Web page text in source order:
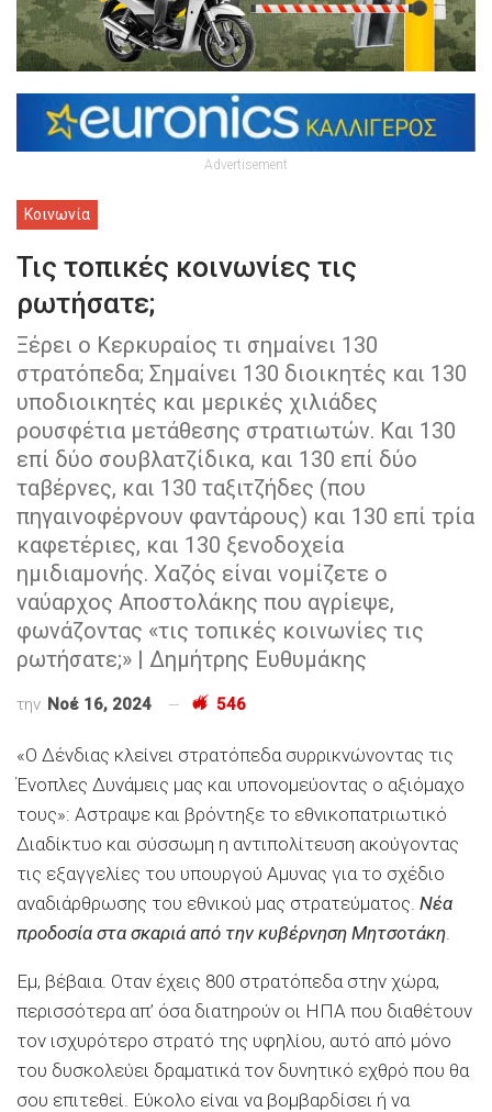
Advertisement
Κοινωνία
Τις τοπικές κοινωνίες τις
ρωτήσατε;
Ξέρει ο Κερκυραίος τι σημαίνει 130
στρατόπεδα; Σημαίνει 130 διοικητές και 130
υποδιοικητές και μερικές χιλιάδες
ρουσφέτια μετάθεσης στρατιωτών. Και 130
επί δύο σουβλατζίδικα, και 130 επί δύο
ταβέρνες, και 130 ταξιτζήδες (που
πηγαινοφέρνουν φαντάρους) και 130 επί τρία
καφετέριες, και 130 ξενοδοχεία
ημιδιαμονής. Χαζός είναι νομίζετε ο
ναύαρχος Αποστολάκης που αγρίεψε,
φωνάζοντας «τις τοπικές κοινωνίες τις
ρωτήσατε;» | Δημήτρης Ευθυμάκης
την Νοέ 16, 2024 546
«Ο Δένδιας κλείνει στρατόπεδα συρρικνώνοντας τις
Ένοπλες Δυνάμεις μας και υπονομεύοντας ο αξιόμαχο
τους»: Αστραψε και βρόντηξε το εθνικοπατριωτικό
Διαδίκτυο και σύσσωμη η αντιπολίτευση ακούγοντας
τις εξαγγελίες του υπουργού Αμυνας για το σχέδιο
αναδιάρθρωσης του εθνικού μας στρατεύματος. Νέα
προδοσία στα σκαριά από την κυβέρνηση Μητσοτάκη
Εμ, βέβαια. Οταν έχεις 800 στρατόπεδα στην χώρα,
περισσότερα απ’ όσα διατηρούν οι ΗΠΑ που διαθέτουν
τον ισχυρότερο στρατό της υφηλίου, αυτό από μόνο
του δυσκολεύει δραματικά τον δυνητικό εχθρό που θα
σου επιτεθεί. Εύκολο είναι να βομβαρδίσει ή να